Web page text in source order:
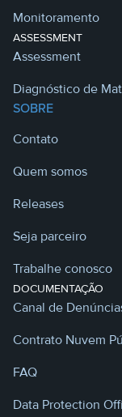
Monitoramento
ASSESSMENT
Assessment
Diagnóstico de
SOBRE
Contato
Quem somos
Releases
Seja parceiro
Trabalhe conosco
DOCUMENTAÇÃO
Canal de
Contrato Nuvem
FAQ
Data Protection